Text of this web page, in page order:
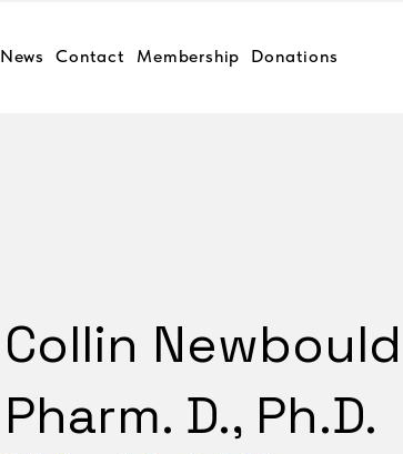
News Contact Membership Donations
Collin Newbould
Pharm. D., Ph.D.